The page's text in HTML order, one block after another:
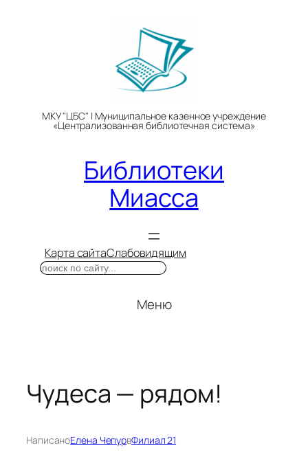
МКУ "ЦБС" | Муниципальное казенное учреждение
«Централизованная библиотечная система»
Библиотеки
Миасса
Карта сайтаСлабовидящим
Поиск
Меню
Чудеса — рядом!
НаписаноЕлена ЧепурвФилиал 21